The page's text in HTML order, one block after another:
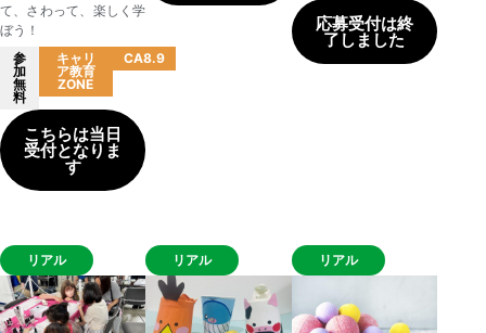
て、さわって、楽しく学
ぼう！
参
加
無
料
キャリ
ア教育
ZONE
CA8.9
こちらは当日
受付となりま
す
応募受付は終
了しました
リアル リアル リアル